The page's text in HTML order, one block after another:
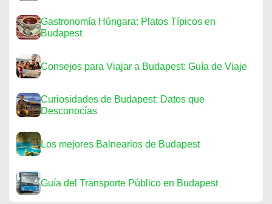
Gastronomía Húngara: Platos Típicos en
Budapest
Consejos para Viajar a Budapest: Guía de Viaje
Curiosidades de Budapest: Datos que
Desconocías
Los mejores Balnearios de Budapest
Guía del Transporte Público en Budapest